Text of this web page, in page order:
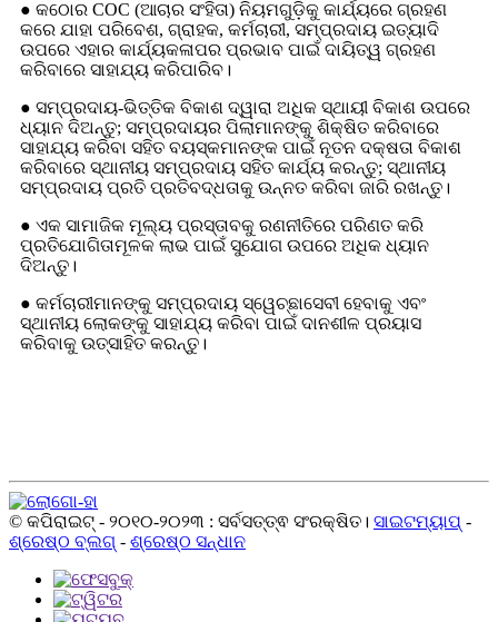
● କଠୋର COC (ଆଚାର ସଂହିତା) ନିୟମଗୁଡ଼ିକୁ କାର୍ଯ୍ୟରେ ଗ୍ରହଣ
କରେ ଯାହା ପରିବେଶ, ଗ୍ରାହକ, କର୍ମଚାରୀ, ସମ୍ପ୍ରଦାୟ ଇତ୍ୟାଦି
ଉପରେ ଏହାର କାର୍ଯ୍ୟକଳାପର ପ୍ରଭାବ ପାଇଁ ଦାୟିତ୍ୱ ଗ୍ରହଣ
କରିବାରେ ସାହାଯ୍ୟ କରିପାରିବ।
● ସମ୍ପ୍ରଦାୟ-ଭିତ୍ତିକ ବିକାଶ ଦ୍ୱାରା ଅଧିକ ସ୍ଥାୟୀ ବିକାଶ ଉପରେ
ଧ୍ୟାନ ଦିଅନ୍ତୁ; ସମ୍ପ୍ରଦାୟର ପିଲାମାନଙ୍କୁ ଶିକ୍ଷିତ କରିବାରେ
ସାହାଯ୍ୟ କରିବା ସହିତ ବୟସ୍କମାନଙ୍କ ପାଇଁ ନୂତନ ଦକ୍ଷତା ବିକାଶ
କରିବାରେ ସ୍ଥାନୀୟ ସମ୍ପ୍ରଦାୟ ସହିତ କାର୍ଯ୍ୟ କରନ୍ତୁ; ସ୍ଥାନୀୟ
ସମ୍ପ୍ରଦାୟ ପ୍ରତି ପ୍ରତିବଦ୍ଧତାକୁ ଉନ୍ନତ କରିବା ଜାରି ରଖନ୍ତୁ।
● ଏକ ସାମାଜିକ ମୂଲ୍ୟ ପ୍ରସ୍ତାବକୁ ରଣନୀତିରେ ପରିଣତ କରି
ପ୍ରତିଯୋଗିତାମୂଳକ ଲାଭ ପାଇଁ ସୁଯୋଗ ଉପରେ ଅଧିକ ଧ୍ୟାନ
ଦିଅନ୍ତୁ।
● କର୍ମଚାରୀମାନଙ୍କୁ ସମ୍ପ୍ରଦାୟ ସ୍ୱେଚ୍ଛାସେବୀ ହେବାକୁ ଏବଂ
ସ୍ଥାନୀୟ ଲୋକଙ୍କୁ ସାହାଯ୍ୟ କରିବା ପାଇଁ ଦାନଶୀଳ ପ୍ରୟାସ
କରିବାକୁ ଉତ୍ସାହିତ କରନ୍ତୁ।
© କପିରାଇଟ୍ - ୨୦୧୦-୨୦୨୩ : ସର୍ବସତ୍ତ୍ଵ ସଂରକ୍ଷିତ। ସାଇଟମ୍ୟାପ୍ -
ଶ୍ରେଷ୍ଠ ବ୍ଲଗ୍ - ଶ୍ରେଷ୍ଠ ସନ୍ଧାନ